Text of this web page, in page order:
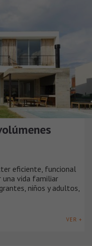
eficiente, funcional
una vida familiar
niños y adultos,
VER +